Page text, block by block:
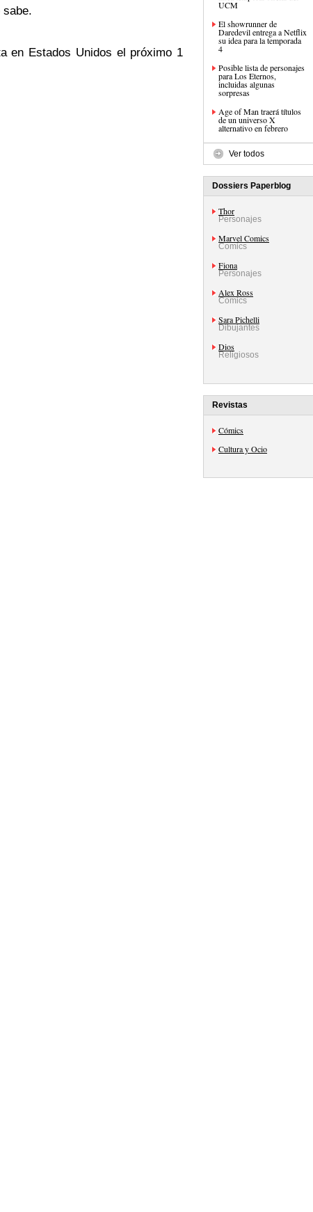
sabe.
en Estados Unidos el próximo 1
UCM
El showrunner de
Daredevil entrega a Netflix
su idea para la temporada
4
Posible lista de personajes
para Los Eternos,
incluidas algunas
sorpresas
Age of Man traerá títulos
de un universo X
alternativo en febrero
Ver todos
Dossiers Paperblog
Thor
Personajes
Marvel Comics
Comics
Fiona
Personajes
Alex Ross
Comics
Sara Pichelli
Dibujantes
Dios
Religiosos
Revistas
Cómics
Cultura y Ocio